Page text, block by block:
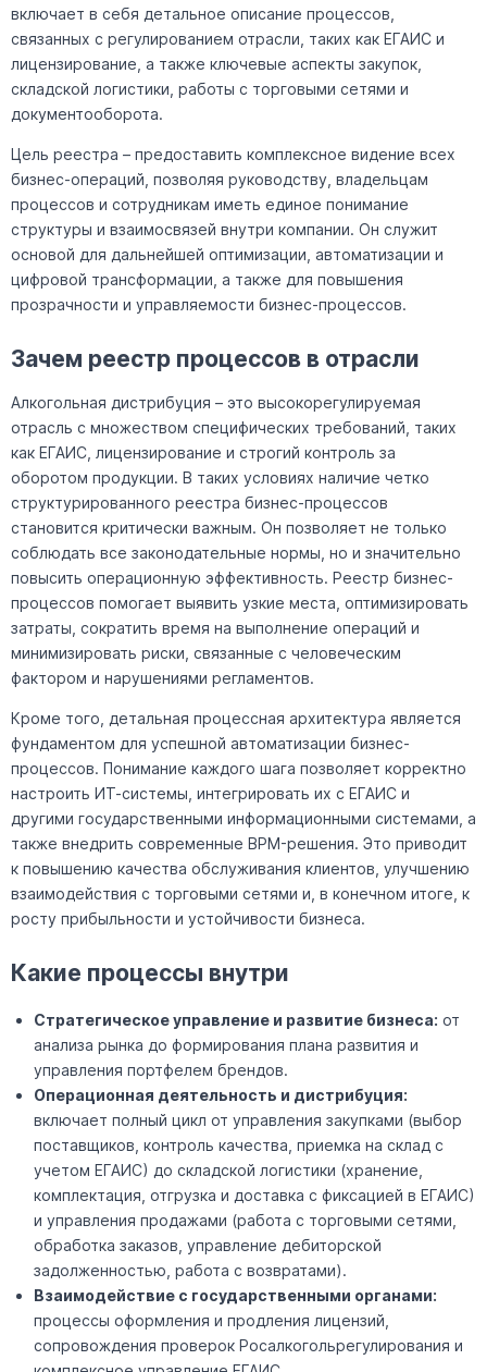
включает в себя детальное описание процессов,
связанных с регулированием отрасли, таких как ЕГАИС и
лицензирование, а также ключевые аспекты закупок,
складской логистики, работы с торговыми сетями и
документооборота.
Цель реестра – предоставить комплексное видение всех
бизнес-операций, позволяя руководству, владельцам
процессов и сотрудникам иметь единое понимание
структуры и взаимосвязей внутри компании. Он служит
основой для дальнейшей оптимизации, автоматизации и
цифровой трансформации, а также для повышения
прозрачности и управляемости бизнес-процессов.
Зачем реестр процессов в отрасли
Алкогольная дистрибуция – это высокорегулируемая
отрасль с множеством специфических требований, таких
как ЕГАИС, лицензирование и строгий контроль за
оборотом продукции. В таких условиях наличие четко
структурированного реестра бизнес-процессов
становится критически важным. Он позволяет не только
соблюдать все законодательные нормы, но и значительно
повысить операционную эффективность. Реестр бизнес-
процессов помогает выявить узкие места, оптимизировать
затраты, сократить время на выполнение операций и
минимизировать риски, связанные с человеческим
фактором и нарушениями регламентов.
Кроме того, детальная процессная архитектура является
фундаментом для успешной автоматизации бизнес-
процессов. Понимание каждого шага позволяет корректно
настроить ИТ-системы, интегрировать их с ЕГАИС и
другими государственными информационными системами, а
также внедрить современные BPM-решения. Это приводит
к повышению качества обслуживания клиентов, улучшению
взаимодействия с торговыми сетями и, в конечном итоге, к
росту прибыльности и устойчивости бизнеса.
Какие процессы внутри
Стратегическое управление и развитие бизнеса: от
анализа рынка до формирования плана развития и
управления портфелем брендов.
Операционная деятельность и дистрибуция:
включает полный цикл от управления закупками (выбор
поставщиков, контроль качества, приемка на склад с
учетом ЕГАИС) до складской логистики (хранение,
комплектация, отгрузка и доставка с фиксацией в ЕГАИС)
и управления продажами (работа с торговыми сетями,
обработка заказов, управление дебиторской
задолженностью, работа с возвратами).
Взаимодействие с государственными органами:
процессы оформления и продления лицензий,
сопровождения проверок Росалкогольрегулирования и